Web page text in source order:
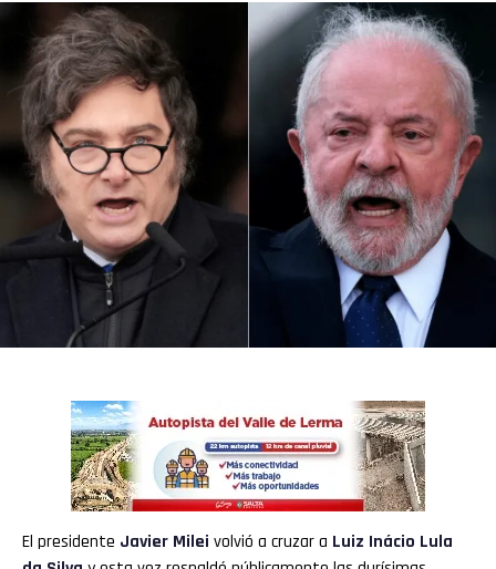
El presidente Javier Milei volvió a cruzar a Luiz Inácio Lula